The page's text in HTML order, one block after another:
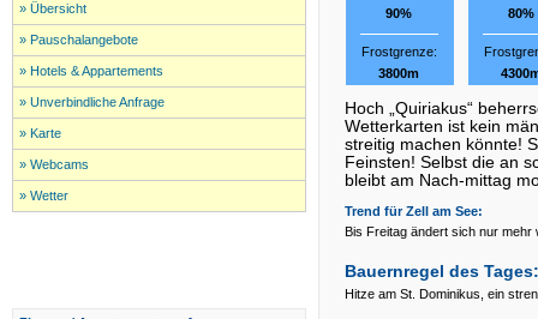
» Übersicht
» Pauschalangebote
» Hotels & Appartements
» Unverbindliche Anfrage
» Karte
» Webcams
» Wetter
90%
Frostgrenze:
3800m
80%
Hoch „Quiriakus“
Wetterkarten ist kein
streitig machen könnte!
Feinsten! Selbst die an
bleibt am Nach-mittag
Trend fürZell am See:
Bis Freitag ändert sich nur mehr
Bauernregel des
Hitze am St. Dominikus, ein